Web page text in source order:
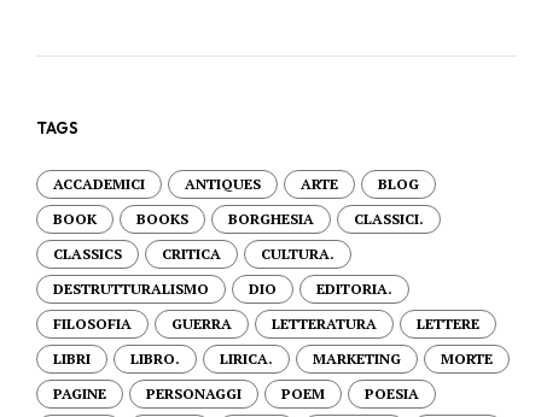
TAGS
ACCADEMICI ANTIQUES ARTE
BLOG
BOOK
BOOKS BORGHESIA
CLASSICI.
CLASSICS
CRITICA
CULTURA.
DESTRUTTURALISMO
DIO
EDITORIA.
FILOSOFIA
GUERRA LETTERATURA
LETTERE
LIBRI
LIBRO. LIRICA. MARKETING
MORTE
PAGINE
PERSONAGGI POEM
POESIA